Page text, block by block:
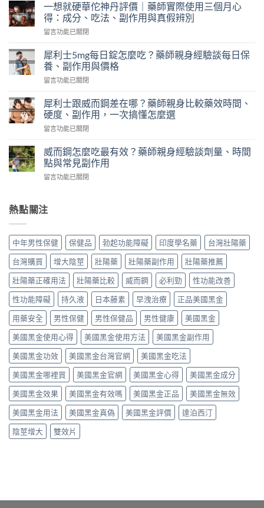
久
液
評
｜
藥
師
實
日
本
榮
典
黑
金
分、
用
效
果
與
假
辨
別〉
中
一想就硬華佗神丹評價｜藥師實際使用三個月心
得：成分、吃法、副作用與真假辨別
在
想
就
硬
華
神
丹
評
價
藥
師
際
三
心
得：
分、
吃
法、
副
作
與
真
假
辨
別〉
中
留言功能已關閉
犀利士5mg每日錠怎麼吃？藥師親身經驗談每日保
養、副作用與價格
在
利
士
5mg
每
錠
怎
麼
吃？
親
驗
談
日
保
養、
副
作
與
價
格〉
中
留言功能已關閉
犀利士跟威而鋼差在哪？藥師親身比較藥效時間、
硬度、副作用，一次搞懂怎麼選
在
利
士
跟
威
差
藥
師
身
比
較
藥
效
間、
硬
度、
副
作
用，
一
次
搞
懂
麼
留言功能已關閉
威而鋼怎麼吃最有效？藥師親身經驗談劑量、時間
點與常見副作用
在
鋼
怎
吃
最
有
效？
藥
師
親
身
驗
談
劑
量、
時
間
點
與
常
見
副
作
留言功能已關閉
熱點關注
中年男性保健 保健品 勃起功能障礙 印度學名藥
台灣壯陽藥
台灣購買
增大陰莖 壯陽藥 壯陽藥副作用
壯陽藥推薦
壯陽藥正確用法
壯陽藥比較 威而鋼 必利勁
性功能改善
性功能障礙
持久液 日本藤素 早洩治療
正品美國黑金
用藥安全
男性保健 男性保健品 男性健康
美國黑金
美國黑金使用心得
美國黑金使用方法
美國黑金副作用
美國黑金功效
美國黑金台灣官網
美國黑金吃法
美國黑金哪裡買
美國黑金官網 美國黑金心得
美國黑金成分
美國黑金效果
美國黑金有效嗎 美國黑金正品
美國黑金無效
美國黑金用法
美國黑金真偽 美國黑金評價
達泊西汀
陰莖增大
雙效片